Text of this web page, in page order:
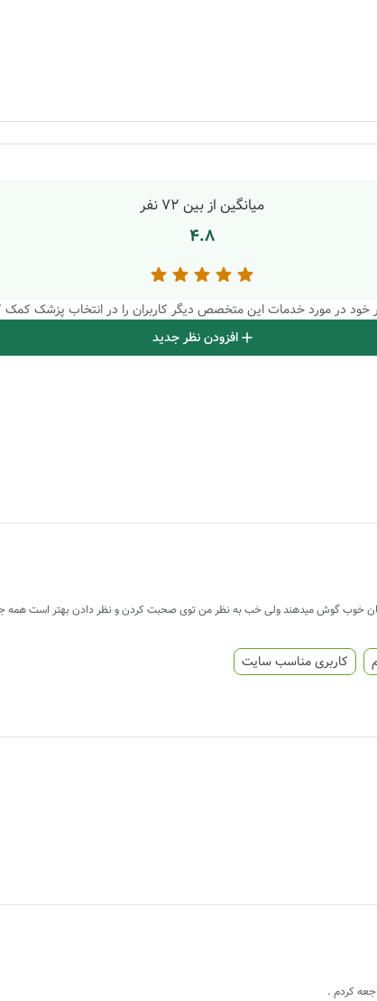
میانگین از بین 72 نفر
4.8
خود در مورد خدمات این متخصص دیگر کاربران را در انتخاب پزشک کمک
افزودن نظر جدید
گوش میدهند ولی خب به نظر من توی صحبت کردن و نظر دادن بهتر است همه
کاربری مناسب سایت
کردم .